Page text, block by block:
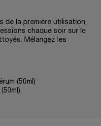
de la première utilisation,
chaque soir sur le
Mélangez les
(50ml)